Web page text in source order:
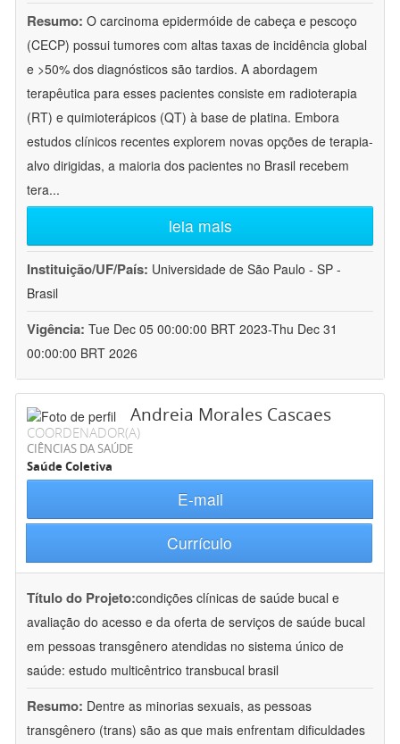
Resumo: O carcinoma epidermóide de cabeça e pescoço
(CECP) possui tumores com altas taxas de incidência global
e >50% dos diagnósticos são tardios. A abordagem
terapêutica para esses pacientes consiste em radioterapia
(RT) e quimioterápicos (QT) à base de platina. Embora
estudos clínicos recentes explorem novas opções de terapia-
alvo dirigidas, a maioria dos pacientes no Brasil recebem
tera...
leia mais
Instituição/UF/País: Universidade de São Paulo - SP -
Brasil
Vigência: Tue Dec 05 00:00:00 BRT 2023-Thu Dec 31
00:00:00 BRT 2026
Andreia Morales Cascaes
COORDENADOR(A)
CIÊNCIAS DA SAÚDE
Saúde Coletiva
E-mail
Currículo
Título do Projeto:condições clínicas de saúde bucal e
avaliação do acesso e da oferta de serviços de saúde bucal
em pessoas transgênero atendidas no sistema único de
saúde: estudo multicêntrico transbucal brasil
Resumo: Dentre as minorias sexuais, as pessoas
transgênero (trans) são as que mais enfrentam dificuldades